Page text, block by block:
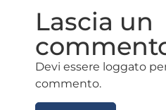
Lascia un
Devi essere loggato
commento.